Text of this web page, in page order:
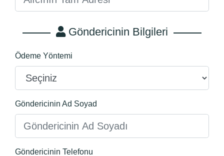
Göndericinin Bilgileri
Ödeme Yöntemi
Göndericinin Ad Soyad
Göndericinin Telefonu